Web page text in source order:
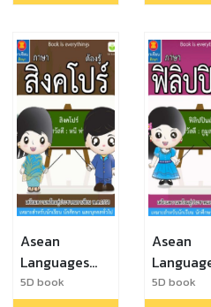
Asean
Languages
Singapore
5D book
Asean
5D book